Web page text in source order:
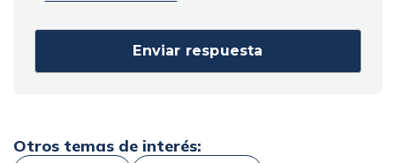
Otros temas de interés: